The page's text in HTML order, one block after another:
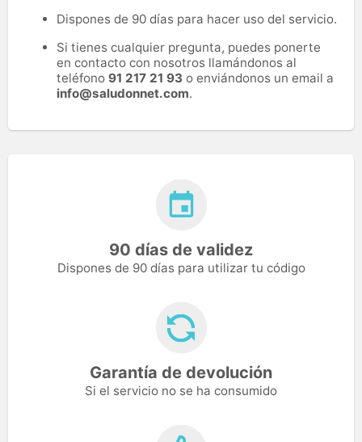
Dispones de 90 días para hacer uso del servicio.
Si tienes cualquier pregunta, puedes ponerte
en contacto con nosotros llamándonos al
teléfono 91 217 21 93 o enviándonos un email a
info@saludonnet.com.
90 días de validez
Dispones de 90 días para utilizar tu código
Garantía de devolución
Si el servicio no se ha consumido